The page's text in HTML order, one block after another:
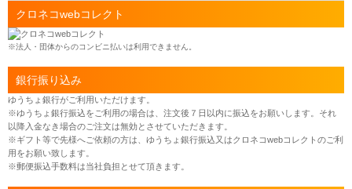
クロネコwebコレクト
※法人・団体からのコンビニ払いは利用できません。
銀行振り込み
ゆうちょ銀行がご利用いただけます。
※ゆうちょ銀行振込をご利用の場合は、注文後７日以内に振込をお願いします。それ
以降入金なき場合のご注文は無効とさせていただきます。
※ギフト等で先様へご依頼の方は、ゆうちょ銀行振込又はクロネコwebコレクトのご利
用をお願い致します。
※郵便振込手数料は当社負担とせて頂きます。